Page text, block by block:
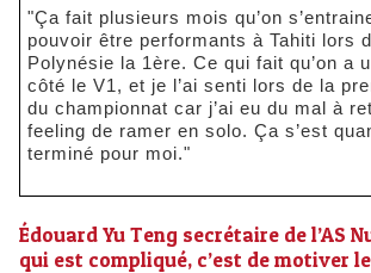
"Ça fait plusieurs mois qu’on s’entraine en V6 pour
pouvoir être performants à Tahiti lors
Polynésie la 1ère. Ce qui fait qu’on a
côté le V1, et je l’ai senti lors de la
du championnat car j’ai eu du mal à
feeling de ramer en solo. Ça s’est
terminé pour moi."
Édouard Yu Teng secrétaire de l’AS
qui est compliqué, c’est de motiver